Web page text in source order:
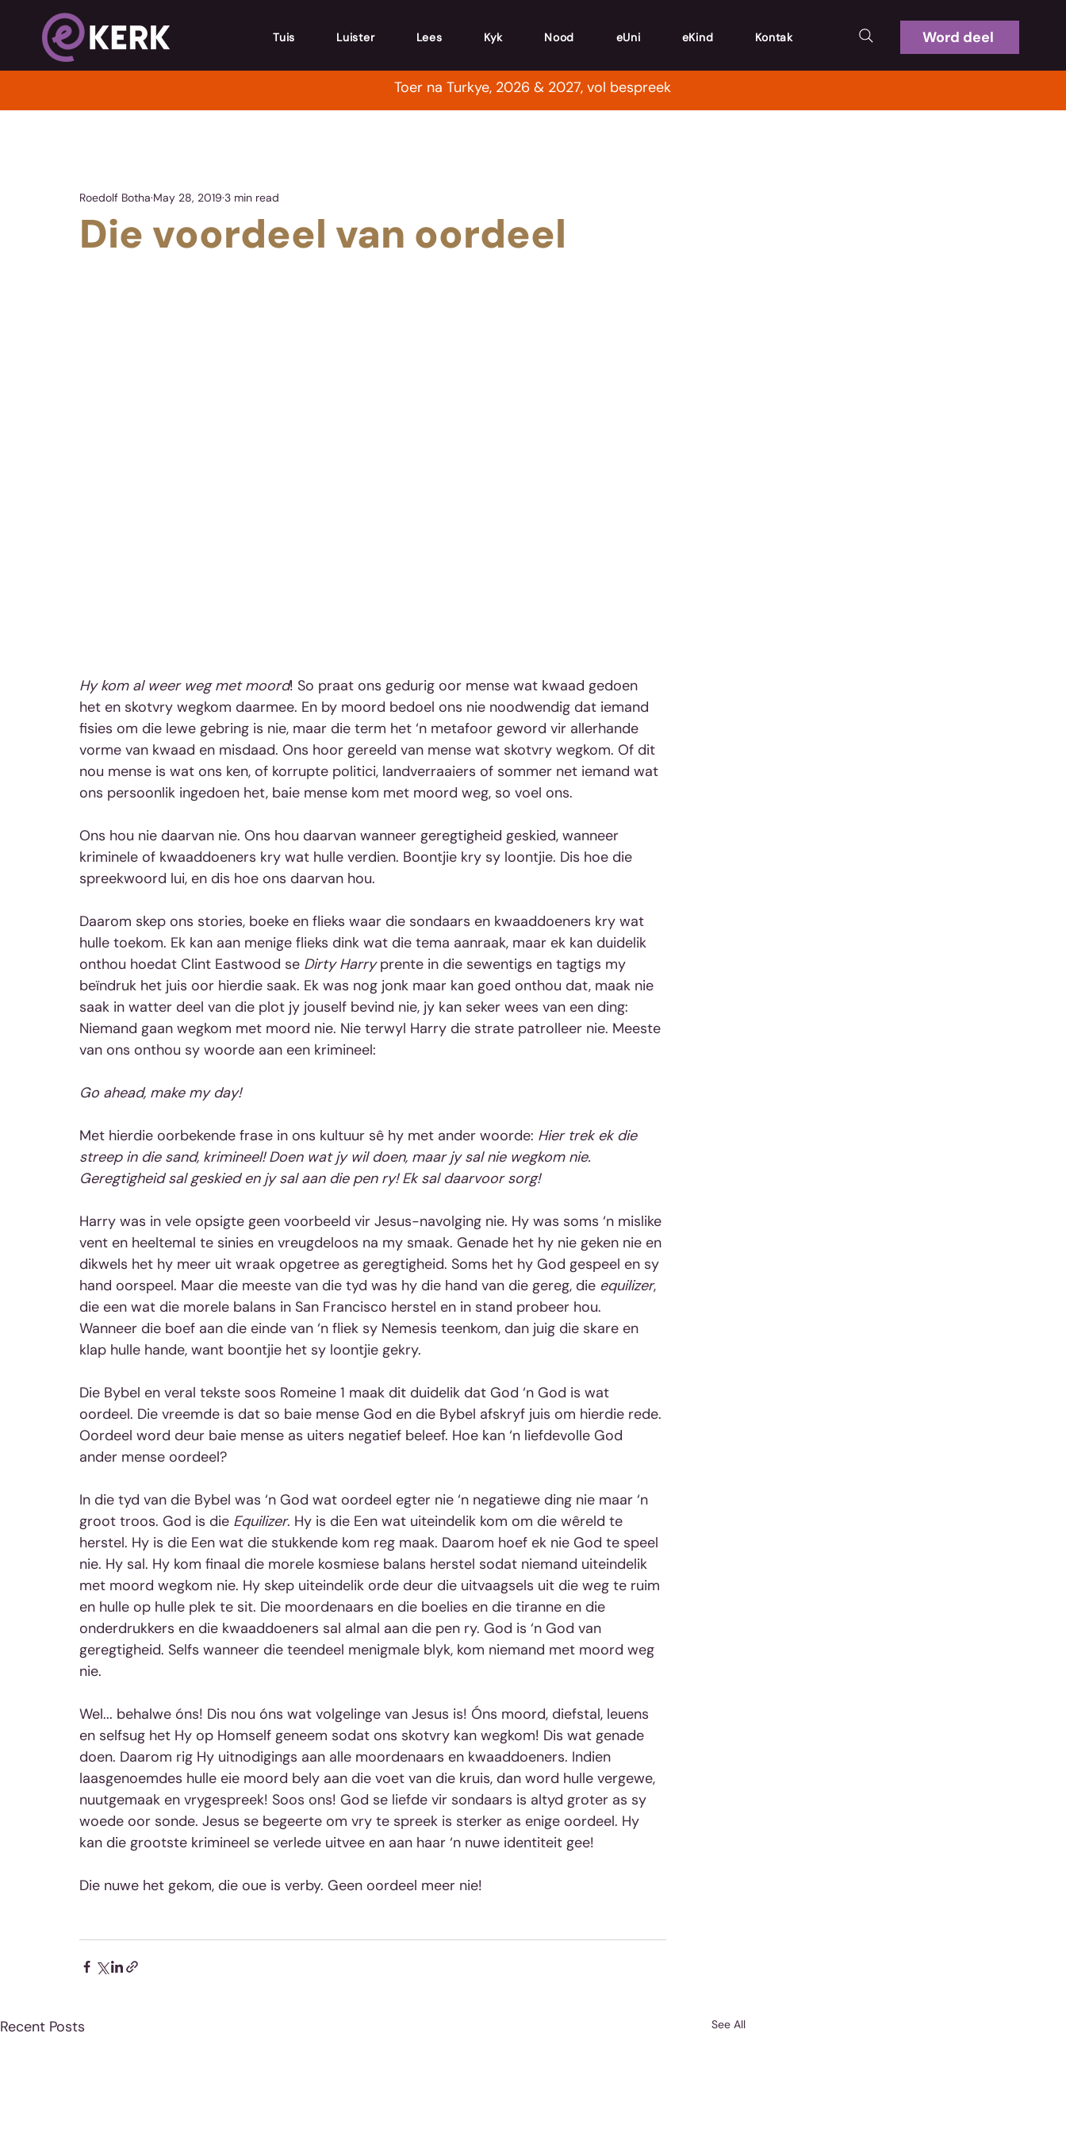
Tuis Luister Lees Kyk Nood eUni eKind Kontak Word deel
Toer na Turkye, 2026 & 2027, vol bespreek
Die voordeel van oordeel
Roedolf Botha May 28, 2019 3 min read
Hy kom al weer weg met moord! So praat ons gedurig oor mense wat kwaad gedoen
het en skotvry wegkom daarmee. En by moord bedoel ons nie noodwendig dat iemand
fisies om die lewe gebring is nie, maar die term het ‘n metafoor geword vir allerhande
vorme van kwaad en misdaad. Ons hoor gereeld van mense wat skotvry wegkom. Of dit
nou mense is wat ons ken, of korrupte politici, landverraaiers of sommer net iemand wat
ons persoonlik ingedoen het, baie mense kom met moord weg, so voel ons.
Ons hou nie daarvan nie. Ons hou daarvan wanneer geregtigheid geskied, wanneer
kriminele of kwaaddoeners kry wat hulle verdien. Boontjie kry sy loontjie. Dis hoe die
spreekwoord lui, en dis hoe ons daarvan hou.
Daarom skep ons stories, boeke en flieks waar die sondaars en kwaaddoeners kry wat
hulle toekom. Ek kan aan menige flieks dink wat die tema aanraak, maar ek kan duidelik
onthou hoedat Clint Eastwood se Dirty Harry prente in die sewentigs en tagtigs my
beïndruk het juis oor hierdie saak. Ek was nog jonk maar kan goed onthou dat, maak nie
saak in watter deel van die plot jy jouself bevind nie, jy kan seker wees van een ding:
Niemand gaan wegkom met moord nie. Nie terwyl Harry die strate patrolleer nie. Meeste
van ons onthou sy woorde aan een krimineel:
Go ahead, make my day!
Met hierdie oorbekende frase in ons kultuur sê hy met ander woorde: Hier trek ek die
streep in die sand, krimineel! Doen wat jy wil doen, maar jy sal nie wegkom nie.
Geregtigheid sal geskied en jy sal aan die pen ry! Ek sal daarvoor sorg!
Harry was in vele opsigte geen voorbeeld vir Jesus-navolging nie. Hy was soms ‘n mislike
vent en heeltemal te sinies en vreugdeloos na my smaak. Genade het hy nie geken nie en
dikwels het hy meer uit wraak opgetree as geregtigheid. Soms het hy God gespeel en sy
hand oorspeel. Maar die meeste van die tyd was hy die hand van die gereg, die equilizer,
die een wat die morele balans in San Francisco herstel en in stand probeer hou.
Wanneer die boef aan die einde van ‘n fliek sy Nemesis teenkom, dan juig die skare en
klap hulle hande, want boontjie het sy loontjie gekry.
Die Bybel en veral tekste soos Romeine 1 maak dit duidelik dat God ‘n God is wat
oordeel. Die vreemde is dat so baie mense God en die Bybel afskryf juis om hierdie rede.
Oordeel word deur baie mense as uiters negatief beleef. Hoe kan ‘n liefdevolle God
ander mense oordeel?
In die tyd van die Bybel was ‘n God wat oordeel egter nie ‘n negatiewe ding nie maar ‘n
groot troos. God is die Equilizer. Hy is die Een wat uiteindelik kom om die wêreld te
herstel. Hy is die Een wat die stukkende kom reg maak. Daarom hoef ek nie God te speel
nie. Hy sal. Hy kom finaal die morele kosmiese balans herstel sodat niemand uiteindelik
met moord wegkom nie. Hy skep uiteindelik orde deur die uitvaagsels uit die weg te ruim
en hulle op hulle plek te sit. Die moordenaars en die boelies en die tiranne en die
onderdrukkers en die kwaaddoeners sal almal aan die pen ry. God is ‘n God van
geregtigheid. Selfs wanneer die teendeel menigmale blyk, kom niemand met moord weg
nie.
Wel... behalwe óns! Dis nou óns wat volgelinge van Jesus is! Óns moord, diefstal, leuens
en selfsug het Hy op Homself geneem sodat ons skotvry kan wegkom! Dis wat genade
doen. Daarom rig Hy uitnodigings aan alle moordenaars en kwaaddoeners. Indien
laasgenoemdes hulle eie moord bely aan die voet van die kruis, dan word hulle vergewe,
nuutgemaak en vrygespreek! Soos ons! God se liefde vir sondaars is altyd groter as sy
woede oor sonde. Jesus se begeerte om vry te spreek is sterker as enige oordeel. Hy
kan die grootste krimineel se verlede uitvee en aan haar ‘n nuwe identiteit gee!
Die nuwe het gekom, die oue is verby. Geen oordeel meer nie!
Recent Posts See All